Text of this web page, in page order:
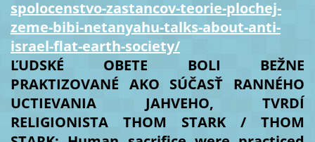
spolocenstvo-zastancov-teorie-plochej-
zeme-bibi-netanyahu-talks-about-anti-
israel-flat-earth-society/
ĽUDSKÉ OBETE BOLI BEŽNE
PRAKTIZOVANÉ AKO SÚČASŤ RANNÉHO
UCTIEVANIA JAHVEHO, TVRDÍ
RELIGIONISTA THOM STARK / THOM